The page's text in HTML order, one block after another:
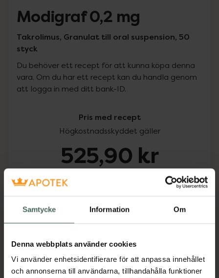
Samtycke Information Om
Denna webbplats använder cookies
Vi använder enhetsidentifierare för att anpassa innehållet
och annonserna till användarna, tillhandahålla funktioner
Modigraf 0,2 mg
Takrolimus, Granulat till oral suspension, 50
styck
Du behöver ett recept för att kunna köpa denna
vara. Om du har ett recept kan du handla genom
att logga in med ditt bank-ID.
Pris med recept
Högkostnadsskyddet gäller
525,90 kr
Köp via ditt recept
Beskrivning Dölj